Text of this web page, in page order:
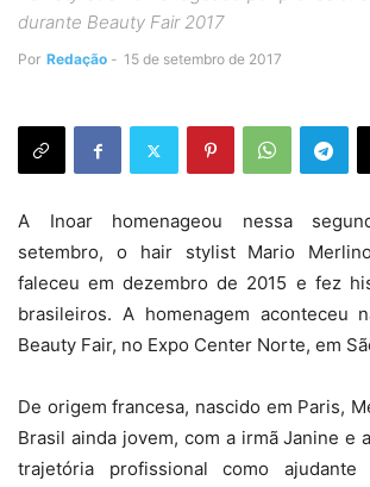
durante Beauty Fair 2017
Por Redação - 15 de setembro de 2017
A Inoar homenageou nessa
setembro, o hair stylist Mario
faleceu em dezembro de 2015 e fez
brasileiros. A homenagem aconteceu
Beauty Fair, no Expo Center Norte, em
De origem francesa, nascido em Paris,
Brasil ainda jovem, com a irmã Janine e
trajetória profissional como